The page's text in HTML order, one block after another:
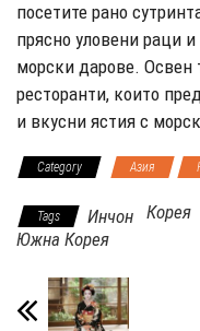
посетите рано
прясно уловени раци
морски дарове. Освен
ресторанти, които
и вкусни ястия с
Category Азия
Tags Инчон Корея
Южна Корея